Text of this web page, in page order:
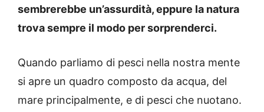
sembrerebbe un’assurdità, eppure la natura
trova sempre il modo per sorprenderci.
Quando parliamo di pesci nella nostra mente
si apre un quadro composto da acqua, del
mare principalmente, e di pesci che nuotano.